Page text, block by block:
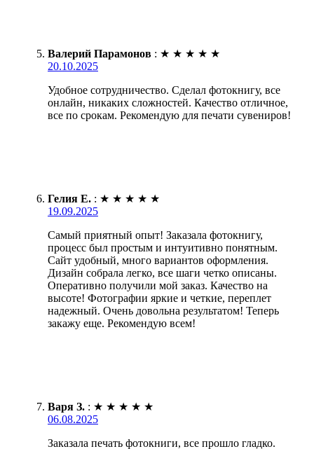
Валерий Парамонов : ★ ★ ★ ★ ★
20.10.2025
Удобное сотрудничество. Сделал фотокнигу, все
онлайн, никаких сложностей. Качество отличное,
все по срокам. Рекомендую для печати сувениров!
Гелия Е. : ★ ★ ★ ★ ★
19.09.2025
Самый приятный опыт! Заказала фотокнигу,
процесс был простым и интуитивно понятным.
Сайт удобный, много вариантов оформления.
Дизайн собрала легко, все шаги четко описаны.
Оперативно получили мой заказ. Качество на
высоте! Фотографии яркие и четкие, переплет
надежный. Очень довольна результатом! Теперь
закажу еще. Рекомендую всем!
Варя З. : ★ ★ ★ ★ ★
06.08.2025
Заказала печать фотокниги, все прошло гладко.